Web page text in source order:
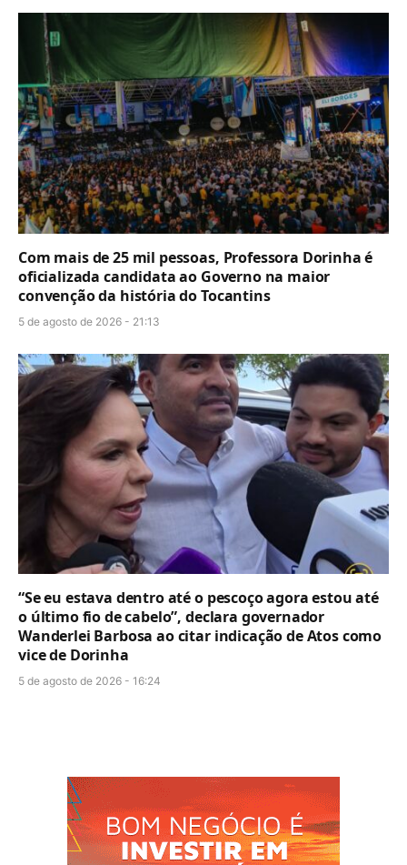
Com mais de 25 mil pessoas, Professora Dorinha é
oficializada candidata ao Governo na maior
convenção da história do Tocantins
5 de agosto de 2026 - 21:13
“Se eu estava dentro até o pescoço agora estou até
o último fio de cabelo”, declara governador
Wanderlei Barbosa ao citar indicação de Atos como
vice de Dorinha
5 de agosto de 2026 - 16:24